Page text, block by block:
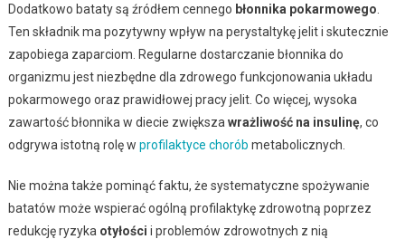
Dodatkowo bataty są źródłem cennego błonnika pokarmowego
Ten składnik ma pozytywny wpływ na perystaltykę jelit i skutecznie
zapobiega zaparciom. Regularne dostarczanie błonnika do
organizmu jest niezbędne dla zdrowego funkcjonowania układu
pokarmowego oraz prawidłowej pracy jelit. Co więcej, wysoka
zawartość błonnika w diecie zwiększa wrażliwość na insulinę, co
odgrywa istotną rolę w profilaktyce chorób metabolicznych.
Nie można także pominąć faktu, że systematyczne spożywanie
batatów może wspierać ogólną profilaktykę zdrowotną poprzez
redukcję ryzyka otyłości i problemów zdrowotnych z nią